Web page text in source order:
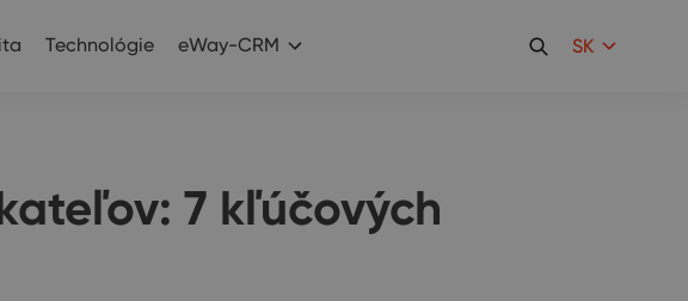
Technológie eWay-CRM SK
7 kľúčových